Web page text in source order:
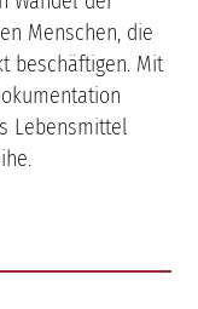
Menschen, die
beschäftigen. Mit
Lebensmittel